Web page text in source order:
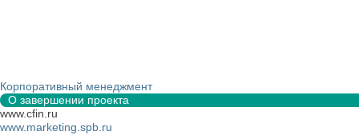
Корпоративный менеджмент
О завершении проекта
www.cfin.ru
www.marketing.spb.ru